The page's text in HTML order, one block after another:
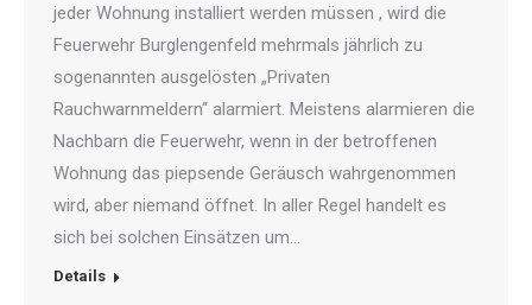
jeder Wohnung installiert werden müssen , wird die
Feuerwehr Burglengenfeld mehrmals jährlich zu
sogenannten ausgelösten „Privaten
Rauchwarnmeldern“ alarmiert. Meistens alarmieren die
Nachbarn die Feuerwehr, wenn in der betroffenen
Wohnung das piepsende Geräusch wahrgenommen
wird, aber niemand öffnet. In aller Regel handelt es
sich bei solchen Einsätzen um…
Details